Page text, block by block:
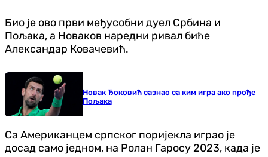
Био је ово први међусобни дуел Србина и
Пољака, а Новаков наредни ривал биће
Александар Ковачевић.
Новак Ђоковић сазнао са ким игра ако прође
Пољака
Са Американцем српског поријекла играо је
досад само једном, на Ролан Гаросу 2023, када је